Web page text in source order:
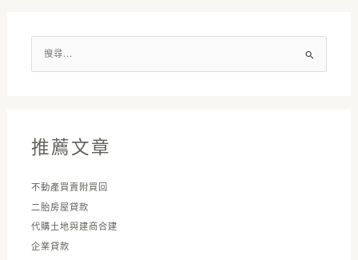
尋
:推薦文章
不動產買賣附買回
二胎房屋貸款
代購土地與建商合建
企業貸款